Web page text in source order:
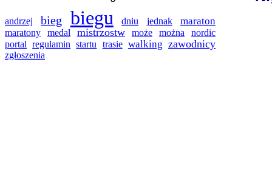
andrzej bieg biegu dniu jednak maraton
maratony medal mistrzostw może można nordic
portal regulamin startu trasie walking zawodnicy
zgłoszenia